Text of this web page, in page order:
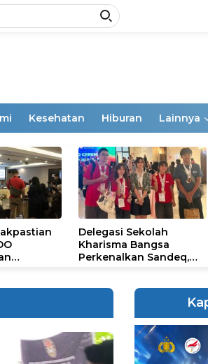
Kesehatan Hiburan Lainnya
Delegasi Sekolah
Kharisma Bangsa
Perkenalkan Sandeq,
STEAM Olympiad 2026